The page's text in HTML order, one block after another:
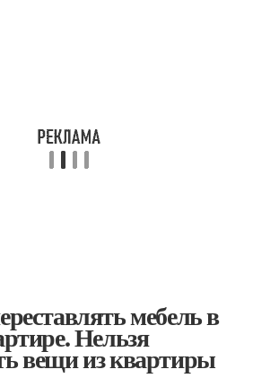
мебель в
Нельзя
вещи из квартиры